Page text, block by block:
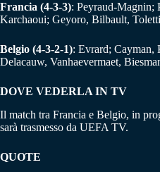
Francia (4-3-3): Peyraud-Magnin;
Karchaoui; Geyoro, Bilbault,
Belgio (4-3-2-1): Evrard; Cayman,
Delacauw, Vanhaevermaet,
DOVE VEDERLA IN TV
Il match tra Francia e Belgio, in
sarà trasmesso da UEFA TV.
QUOTE